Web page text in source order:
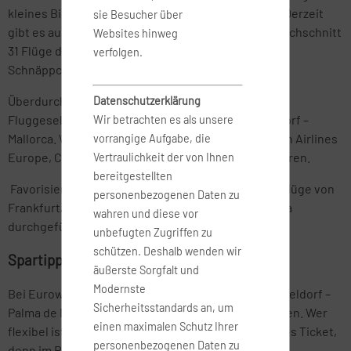
kleines Bisschen länger dauert (ca. 2:30 Stunden). Derzeit
gibt es auf der Strecke Düsseldorf – Mallorca im Durchschnitt
31 Flüge die Woche, was die Chancen auf ein
Schnäppchenticket natürlich erhöht.
Überdurchschnittlich häufig nutzen Passagiere die
Fluggesellschaft Eurowings für die Route Düsseldorf –
Mallorca. Weitere Optionen sind Flüge mit Corendon Airlines
Europe, Condor, SWISS, Lufthansa, TUI fly und anderen.
Favorisiert werden von den Fluggästen Nonstop-Flüge von
Frankfurt/Main nach Mallorca, die von der Lufthansa
durchgeführt werden.
Spartipps:
Bei Eurowings werden Tickets für die Strecke Düsseldorf –
Palma de Mallorca schon für unter 30 Euro angeboten. Wer
flexibel ist, vergrößert seine Chancen auf ein billiges Ticket,
sie Besucher über
Websites hinweg
verfolgen.
Datenschutzerklärung
Wir betrachten es als unsere
vorrangige Aufgabe, die
Vertraulichkeit der von Ihnen
bereitgestellten
personenbezogenen Daten zu
wahren und diese vor
unbefugten Zugriffen zu
schützen. Deshalb wenden wir
äußerste Sorgfalt und
Modernste
Sicherheitsstandards an, um
einen maximalen Schutz Ihrer
personenbezogenen Daten zu